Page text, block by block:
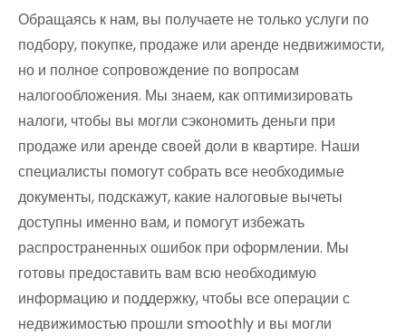
Обращаясь к нам, вы получаете не только услуги по
подбору, покупке, продаже или аренде недвижимости,
но и полное сопровождение по вопросам
налогообложения. Мы знаем, как оптимизировать
налоги, чтобы вы могли сэкономить деньги при
продаже или аренде своей доли в квартире. Наши
специалисты помогут собрать все необходимые
документы, подскажут, какие налоговые вычеты
доступны именно вам, и помогут избежать
распространенных ошибок при оформлении. Мы
готовы предоставить вам всю необходимую
информацию и поддержку, чтобы все операции с
недвижимостью прошли smoothly и вы могли